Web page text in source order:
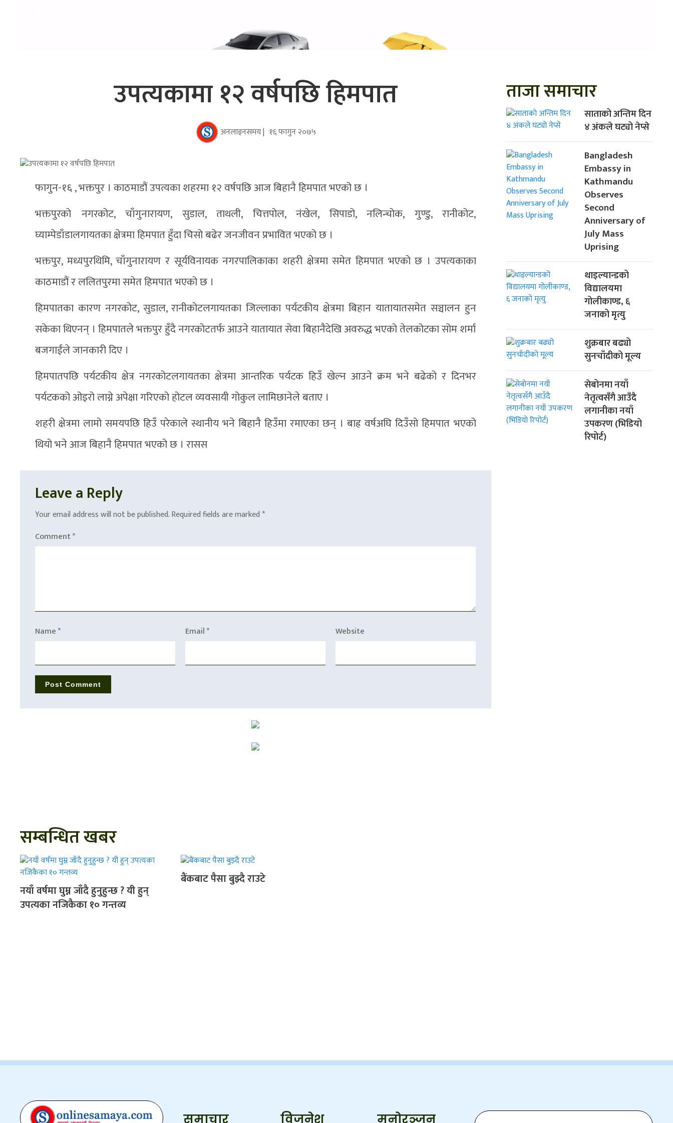
उपत्यकामा १२ वर्षपछि हिमपात
अनलाइनसमय | १६ फागुन २०७५
फागुन-१६ , भक्तपुर । काठमाडौं उपत्यका शहरमा १२ वर्षपछि आज बिहानै हिमपात भएको छ ।
भक्तपुरको नगरकोट, चाँगुनारायण, सुडाल, ताथली, चित्तपोल, नंखेल, सिपाडो, नलिन्चोक, गुण्डु, रानीकोट,
घ्याम्पेडाँडालगायतका क्षेत्रमा हिमपात हुँदा चिसो बढेर जनजीवन प्रभावित भएको छ ।
भक्तपुर, मध्यपुरथिमि, चाँगुनारायण र सूर्यविनायक नगरपालिकाका शहरी क्षेत्रमा समेत हिमपात भएको छ । उपत्यकाका
काठमाडौं र ललितपुरमा समेत हिमपात भएको छ ।
हिमपातका कारण नगरकोट, सुडाल, रानीकोटलगायतका जिल्लाका पर्यटकीय क्षेत्रमा बिहान यातायातसमेत सञ्चालन हुन
सकेका थिएनन् । हिमपातले भक्तपुर हुँदै नगरकोटतर्फ आउने यातायात सेवा बिहानैदेखि अवरुद्ध भएको तेलकोटका सोम शर्मा
बजगाईंले जानकारी दिए ।
हिमपातपछि पर्यटकीय क्षेत्र नगरकोटलगायतका क्षेत्रमा आन्तरिक पर्यटक हिउँ खेल्न आउने क्रम भने बढेको र दिनभर
पर्यटकको ओइरो लाग्ने अपेक्षा गरिएको होटल व्यवसायी गोकुल लामिछानेले बताए ।
शहरी क्षेत्रमा लामो समयपछि हिउँ परेकाले स्थानीय भने बिहानै हिउँमा रमाएका छन् । बाह्र वर्षअघि दिउँसो हिमपात भएको
थियो भने आज बिहानै हिमपात भएको छ । रासस
Leave a Reply
Your email address will not be published.Required fields are marked *
Comment*
Name* Email* Website
ताजा समाचार
साताको अन्तिम दिन
४ अंकले घट्यो नेप्से
Bangladesh
Embassy in
Kathmandu
Observes
Second
Anniversary of
July Mass
Uprising
थाइल्यान्डको
विद्यालयमा
गोलीकाण्ड, ६
जनाको मृत्यु
शुक्रबार बढ्यो
सुनचाँदीको मूल्य
सेबोनमा नयाँ
नेतृत्वसँगै आउँदै
लगानीका नयाँ
उपकरण (भिडियो
रिपोर्ट)
सम्बन्धित खबर
नयाँ वर्षमा घुम्न जाँदै हुनुहुन्छ ? यी हुन्
उपत्यका नजिकैका १० गन्तव्य
बैंकबाट पैसा बुझ्दै राउटे
समाचार विजनेश मनोरञ्जन